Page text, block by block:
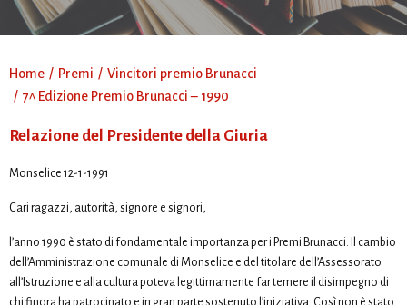
Home Premi
Vincitori premio Brunacci
7^ Edizione Premio Brunacci – 1990
Relazione del Presidente della Giuria
Monselice 12-1-1991
Cari ragazzi, autorità, signore e signori,
l’anno 1990 è stato di fondamentale importanza per i Premi Brunacci. Il cambio
dell’Amministrazione comunale di Monselice e del titolare dell’Assessorato
all’Istruzione e alla cultura poteva legittimamente far temere il disimpegno di
chi finora ha patrocinato e in gran parte sostenuto l’iniziativa. Così non è stato.